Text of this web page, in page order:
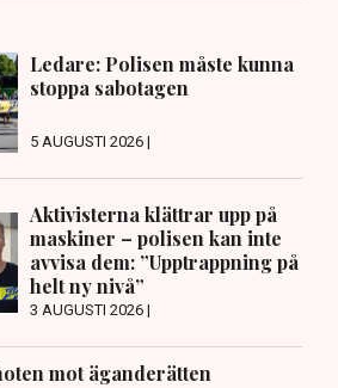
Ledare: Polisen måste kunna
stoppa sabotagen
5 AUGUSTI 2026 |
Aktivisterna klättrar upp på
maskiner – polisen kan inte
avvisa dem: ”Upptrappning på
helt ny nivå”
3 AUGUSTI 2026 |
mot äganderätten